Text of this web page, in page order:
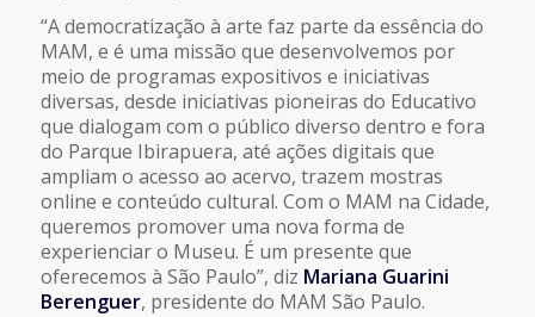
“A democratização à arte faz parte da essência do
MAM, e é uma missão que desenvolvemos por
meio de programas expositivos e iniciativas
diversas, desde iniciativas pioneiras do Educativo
que dialogam com o público diverso dentro e fora
do Parque Ibirapuera, até ações digitais que
ampliam o acesso ao acervo, trazem mostras
online e conteúdo cultural. Com o MAM na Cidade,
queremos promover uma nova forma de
experienciar o Museu. É um presente que
oferecemos à São Paulo”, diz Mariana Guarini
Berenguer, presidente do MAM São Paulo.